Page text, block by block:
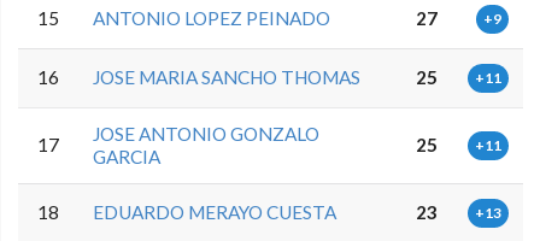
15 ANTONIO LOPEZ PEINADO 27 +9
16 JOSE MARIA SANCHO THOMAS 25 +11
17
JOSE ANTONIO GONZALO
GARCIA
25 +11
18 EDUARDO MERAYO CUESTA 23 +13